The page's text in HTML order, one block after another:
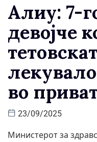
Алиу: 7-
девојче
во
23/09/2025
Министерот за